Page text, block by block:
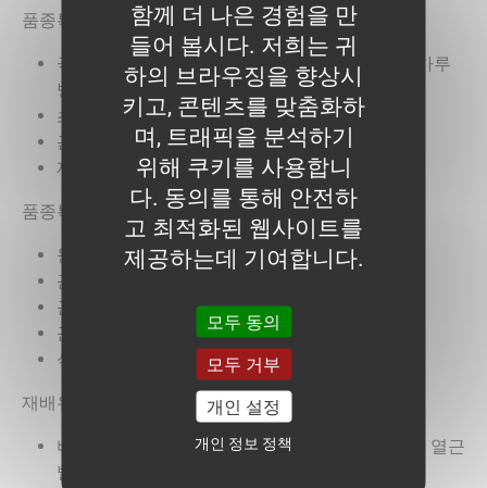
품종특성1
극만추성으로 지상부 병해(흑엽고병, 반점병, 흰가루
병)에 강
초세는 중 정도이며 내한성이 뛰어남
근수부의 튀어나옴이 없어 청수출현이 적음
재포성이 뛰어나 열근이 적음
품종특성2
원통형의 근형으로 근미맺힘이 좋음
근장 18~22cm로 근색과 심색이 농선홍색
근의 무게는 개체당 200-350g
근피가 깨끗하고 광택이 있어 상품성이 우수
식미감이 뛰어나고 베타카로틴함량이 높음
재배유의사항
비료의 과다시용 및 수확기의 갑작스러운 관수는 열근
발생 및 품질저하의 원인이 됨
함께 더 나은 경험을 만
들어 봅시다. 저희는 귀
하의 브라우징을 향상시
키고, 콘텐츠를 맞춤화하
며, 트래픽을 분석하기
위해 쿠키를 사용합니
다. 동의를 통해 안전하
고 최적화된 웹사이트를
제공하는데 기여합니다.
모두 동의
모두 거부
개인 설정
개인 정보 정책